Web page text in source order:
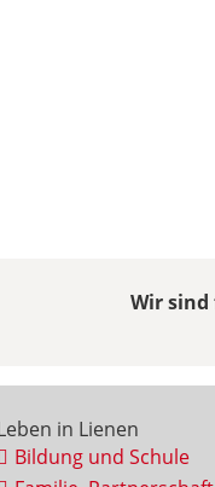
Wir sind
in Lienen
Bildung und Schule